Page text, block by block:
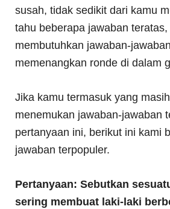
susah, tidak sedikit dari kamu
tahu beberapa jawaban
membutuhkan jawaban-
memenangkan ronde di dalam
Jika kamu termasuk yang
menemukan jawaban-jawaban
pertanyaan ini, berikut ini kami
jawaban terpopuler.
Pertanyaan: Sebutkan
sering membuat laki-laki